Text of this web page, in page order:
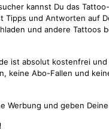
kannst Du das
Tipps und Antworten auf
und andere Tattoos
ist absolut kostenfrei
keine Abo-Fallen und
Werbung und geben